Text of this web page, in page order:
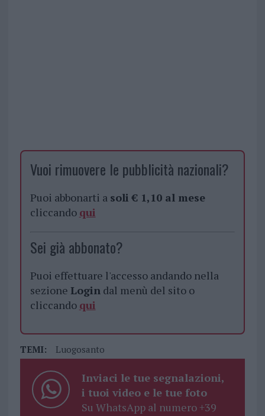
Vuoi rimuovere le pubblicità nazionali?
Puoi abbonarti a soli € 1,10 al mese
cliccando qui
Sei già abbonato?
Puoi effettuare l'accesso andando nella
sezione Logindal menù del sito o
cliccando qui
TEMI: Luogosanto
Inviaci le tue segnalazioni,
i tuoi video e le tue foto
Su WhatsApp al numero +39